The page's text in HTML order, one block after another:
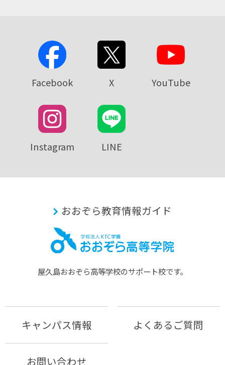
Facebook X YouTube
Instagram LINE
おおぞら教育情報ガイド
屋久島おおぞら⾼等学校のサポート校です。
キャンパス情報 よくあるご質問
お問い合わせ